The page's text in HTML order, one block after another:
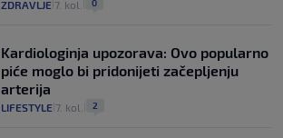
ZDRAVLJE 7. kol. 0
Kardiologinja upozorava: Ovo popularno
piće moglo bi pridonijeti začepljenju
arterija
LIFESTYLE 7. kol. 2